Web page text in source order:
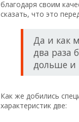
благодаря своим
сказать, что это
Да и как
два раза
дольше и
Как же добились
характеристик две: